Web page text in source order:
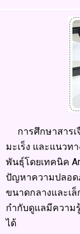
การศึกษาสารเ
มะเร็ง และแนวท
พันธุ์โดยเทคนิค
ปัญหาความปลอด
ขนาดกลางและเ
กำกับดูแลมีความ
ได้